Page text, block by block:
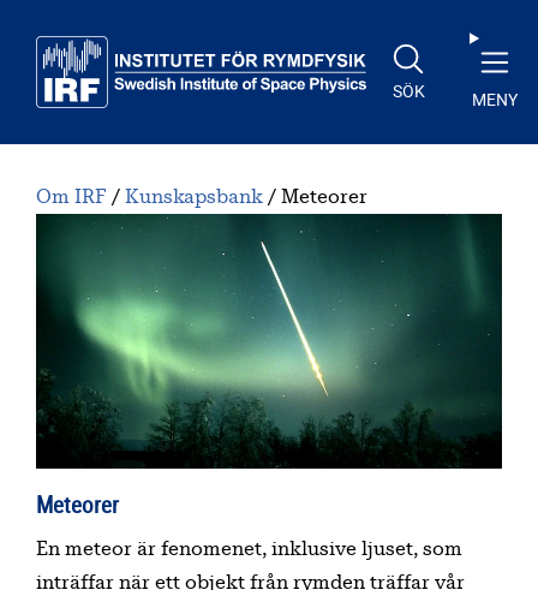
SÖK MENY
Om IRF Kunskapsbank Meteorer
Meteorer
En meteor är fenomenet, inklusive ljuset, som
inträffar när ett objekt från rymden träffar vår